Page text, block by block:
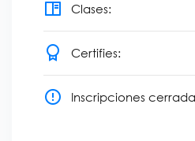
Clases:
Certifies:
Inscripciones